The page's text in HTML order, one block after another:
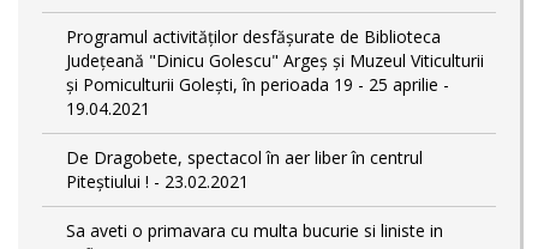
Programul activităților desfășurate de Biblioteca
Județeană "Dinicu Golescu" Argeș și Muzeul Viticulturii
și Pomiculturii Golești, în perioada 19 - 25 aprilie -
19.04.2021
De Dragobete, spectacol în aer liber în centrul
Piteștiului ! - 23.02.2021
Sa aveti o primavara cu multa bucurie si liniste in